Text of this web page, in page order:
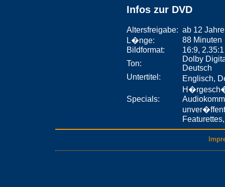
Infos zur DVD
Altersfreigabe: ab 12
L�nge:
88 Minuten
Bildformat:
16:9, 2.35:1
Ton:
Dolby
Deutsch
Untertitel:
Englisch,
Specials: